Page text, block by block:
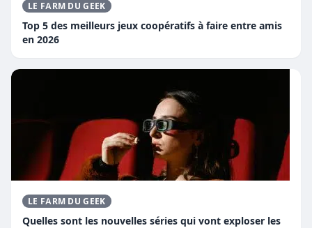
LE FARM DU GEEK
Top 5 des meilleurs jeux coopératifs à faire entre amis
en 2026
LE FARM DU GEEK
Quelles sont les nouvelles séries qui vont exploser les